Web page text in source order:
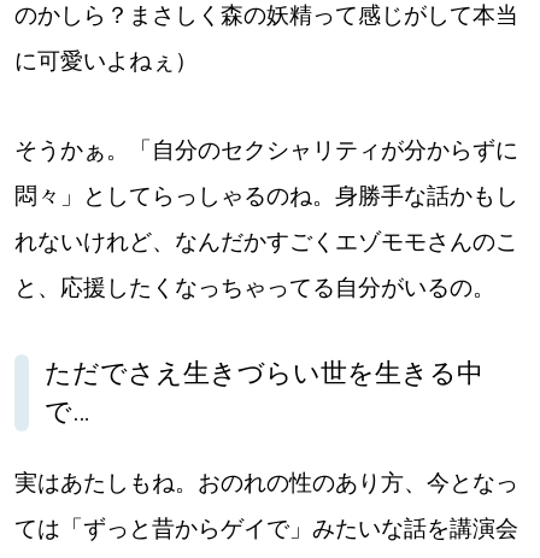
のかしら？まさしく森の妖精って感じがして本当
に可愛いよねぇ）
そうかぁ。「自分のセクシャリティが分からずに
悶々」としてらっしゃるのね。身勝手な話かもし
れないけれど、なんだかすごくエゾモモさんのこ
と、応援したくなっちゃってる自分がいるの。
ただでさえ生きづらい世を生きる中
で…
実はあたしもね。おのれの性のあり方、今となっ
ては「ずっと昔からゲイで」みたいな話を講演会